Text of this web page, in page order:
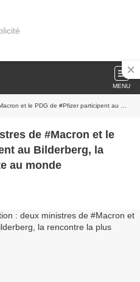
MENU
participent au Bilderberg, la rencontre la plus secrète au monde
de #Macron et le
au Bilderberg, la
au monde